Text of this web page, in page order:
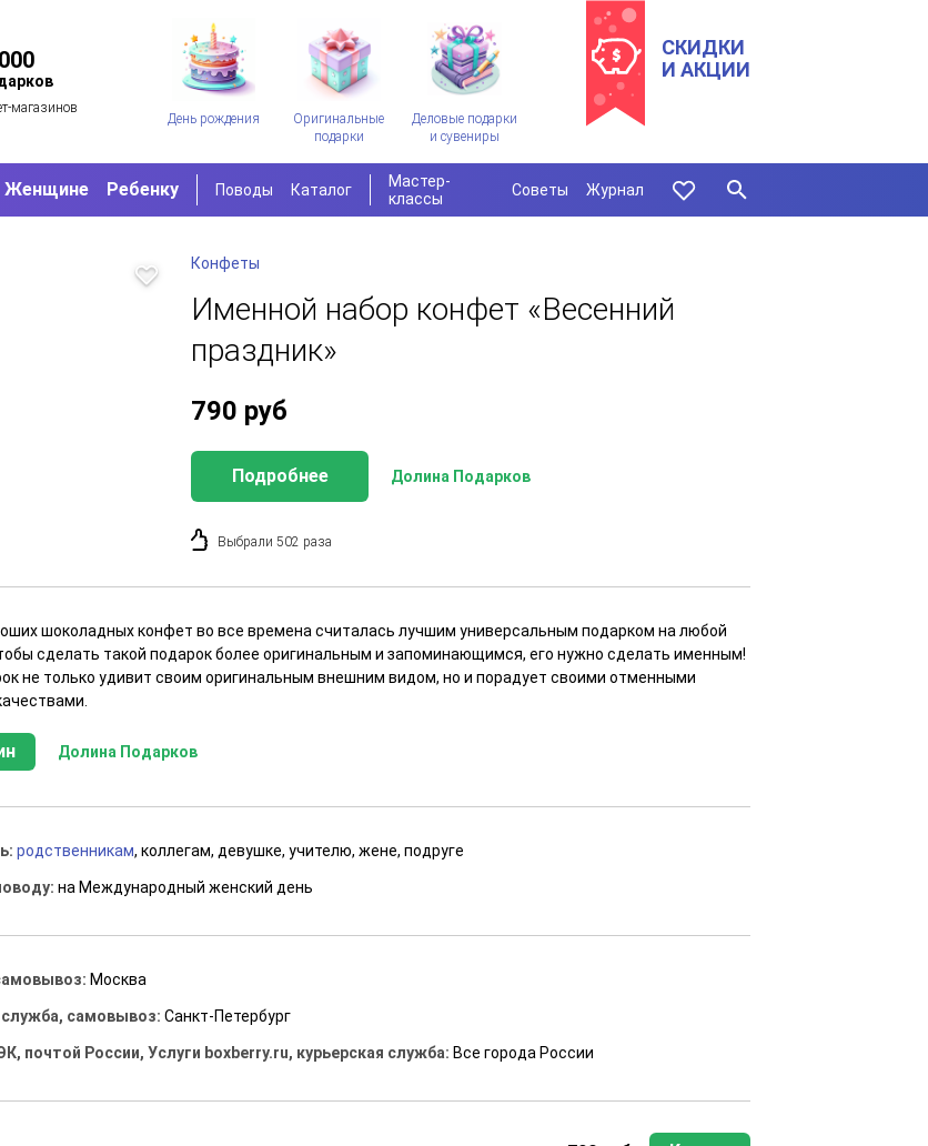
магазинов
День рождения
Оригинальные
подарки
Деловые подарки
и сувениры
СКИДКИ
И АКЦИИ
Женщине Ребенку Поводы Каталог
Мастер-
классы
Советы Журнал
Конфеты
Именной набор конфет «Весенний
праздник»
790 руб
Подробнее Долина Подарков
Выбрали 502 раза
шоколадных конфет во все времена считалась лучшим универсальным подарком на любой
сделать такой подарок более оригинальным и запоминающимся, его нужно сделать именным!
не только удивит своим оригинальным внешним видом, но и порадует своими отменными
Долина Подарков
родственникам, коллегам, девушке, учителю, жене, подруге
на Международный женский день
Москва
служба, самовывоз:Санкт-Петербург
почтой России, Услуги boxberry.ru, курьерская служба: Все города России